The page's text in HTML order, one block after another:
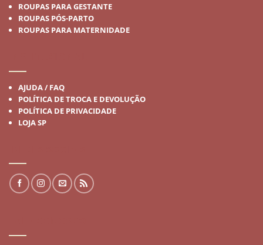
ROUPAS PARA GESTANTE
ROUPAS PÓS-PARTO
ROUPAS PARA MATERNIDADE
AJUDA / FAQ
POLÍTICA DE TROCA E DEVOLUÇÃO
POLÍTICA DE PRIVACIDADE
LOJA SP